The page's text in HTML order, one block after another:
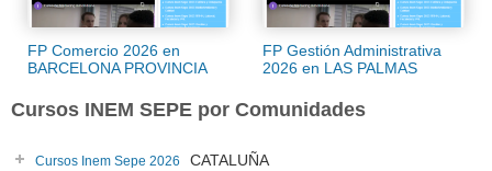
FP Comercio 2026 en
BARCELONA PROVINCIA
FP Gestión Administrativa
2026 en LAS PALMAS
Cursos INEM SEPE por Comunidades
Cursos Inem Sepe 2026 CATALUÑA